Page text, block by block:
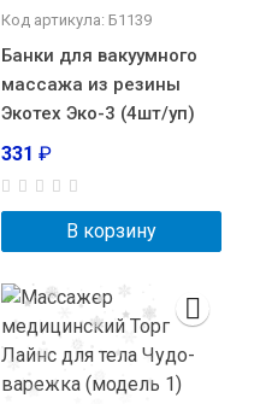
Код артикула: Б1139
Банки для вакуумного
массажа из резины
Экотех Эко-3 (4шт/уп)
331 ₽
В корзину